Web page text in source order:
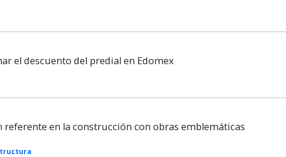
el descuento del predial en Edomex
en la construcción con obras emblemáticas